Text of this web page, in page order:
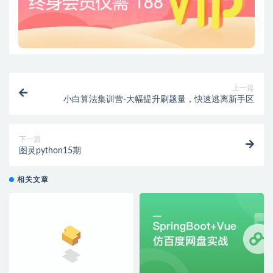
上一篇
小白算法集训营-大幅提升刷题量，快速逃离新手区
下一篇
图灵python15期
相关文章